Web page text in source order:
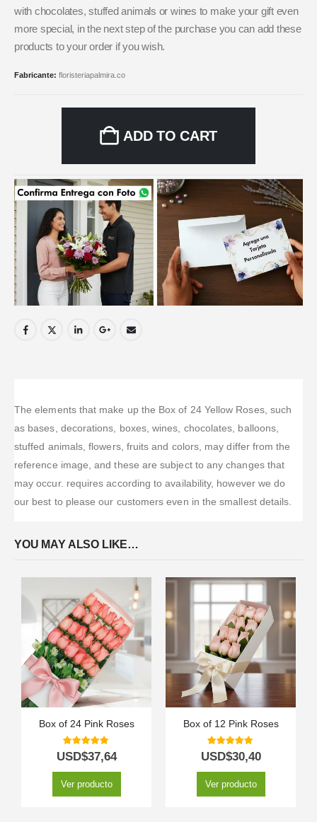
with chocolates, stuffed animals or wines to make your gift even
more special, in the next step of the purchase you can add these
products to your order if you wish.
Fabricante: floristeriapalmira.co
ADD TO CART
The elements that make up the Box of 24 Yellow Roses, such
as bases, decorations, boxes, wines, chocolates, balloons,
stuffed animals, flowers, fruits and colors, may differ from the
reference image, and these are subject to any changes that
may occur. requires according to availability, however we do
our best to please our customers even in the smallest details.
YOU MAY ALSO LIKE…
Box of 24 Pink Roses
5.00 out of 5
USD$37,64
Ver producto
Box of 12 Pink Roses
5.00 out of 5
USD$30,40
Ver producto